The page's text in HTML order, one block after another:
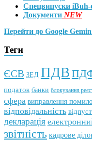
Спецвипуски iBuh-
Документи NEW
Перейти до Google
Теги
ЄСВ ЗЕД ПДВ
податок банки блокування
сфера виправлення
відповідальність
декларація
звітність кадрове